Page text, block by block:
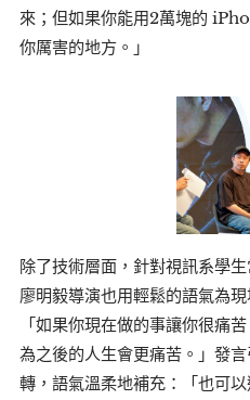
來；但如果你能用2萬塊的
你厲害的地方。」
除了技術層面，針對視訊系學
廖明毅導演也用輕鬆的語氣為
「如果你現在做的事讓你很痛
為之後的人生會更痛苦。」發
轉，語氣溫柔地補充：「也可